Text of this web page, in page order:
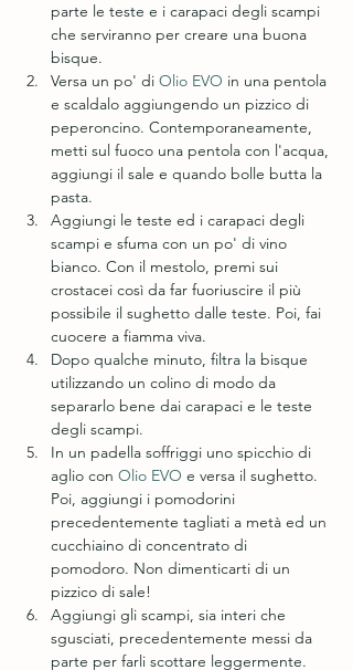
parte le teste e i carapaci degli scampi
che serviranno per creare una buona
bisque.
Versa un po' di Olio EVO in una pentola
e scaldalo aggiungendo un pizzico di
peperoncino. Contemporaneamente,
metti sul fuoco una pentola con l'acqua,
aggiungi il sale e quando bolle butta la
pasta.
Aggiungi le teste ed i carapaci degli
scampi e sfuma con un po' di vino
bianco. Con il mestolo, premi sui
crostacei così da far fuoriuscire il più
possibile il sughetto dalle teste. Poi, fai
cuocere a fiamma viva.
Dopo qualche minuto, filtra la bisque
utilizzando un colino di modo da
separarlo bene dai carapaci e le teste
degli scampi.
In un padella soffriggi uno spicchio di
aglio con Olio EVO e versa il sughetto.
Poi, aggiungi i pomodorini
precedentemente tagliati a metà ed un
cucchiaino di concentrato di
pomodoro. Non dimenticarti di un
pizzico di sale!
Aggiungi gli scampi, sia interi che
sgusciati, precedentemente messi da
parte per farli scottare leggermente.